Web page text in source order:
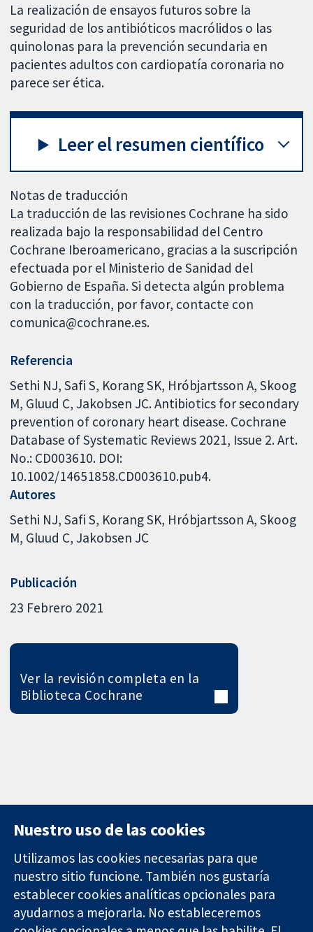
La realización de ensayos futuros sobre la
seguridad de los antibióticos macrólidos o las
quinolonas para la prevención secundaria en
pacientes adultos con cardiopatía coronaria no
parece ser ética.
Leer el resumen científico
Notas de traducción
La traducción de las revisiones Cochrane ha sido
realizada bajo la responsabilidad del Centro
Cochrane Iberoamericano, gracias a la suscripción
efectuada por el Ministerio de Sanidad del
Gobierno de España. Si detecta algún problema
con la traducción, por favor, contacte con
comunica@cochrane.es.
Referencia
Sethi NJ, Safi S, Korang SK, Hróbjartsson A, Skoog
M, Gluud C, Jakobsen JC. Antibiotics for secondary
prevention of coronary heart disease. Cochrane
Database of Systematic Reviews 2021, Issue 2. Art.
No.: CD003610. DOI:
10.1002/14651858.CD003610.pub4.
Autores
Sethi NJ Safi S Korang SK Hróbjartsson A Skoog
M Gluud C Jakobsen JC
Publicación
23 Febrero 2021
Ver la revisión completa en la
Biblioteca Cochrane
Evidencia fiable.
Decisiones
11-13 Cavendish
Square
Londres
W1G 0AN
Contacto
Noticias
Prensa
Sobre
Nuestro uso de las cookies
Utilizamos las cookies necesarias para que
nuestro sitio funcione. También nos gustaría
establecer cookies analíticas opcionales para
ayudarnos a mejorarla. No estableceremos